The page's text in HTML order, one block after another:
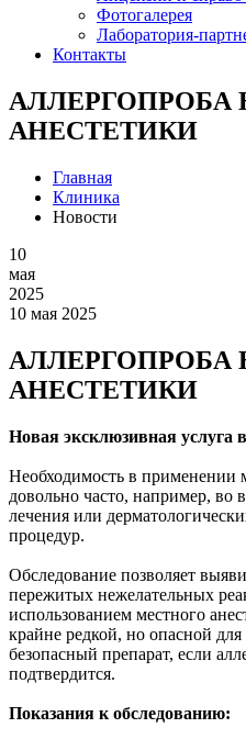
Фотогалерея
Лаборатория-
Контакты
АНЕСТЕТИКИ
Главная
Клиника
Новости
10
мая
2025
10 мая 2025
АНЕСТЕТИКИ
Новая эксклюзивная
Необходимость в применении
довольно часто, например, во
лечения или
процедур.
Обследование позволяет
пережитых нежелательных
использованием местного
крайне редкой, но опасной
безопасный препарат, если
подтвердится.
Показания к обследованию: